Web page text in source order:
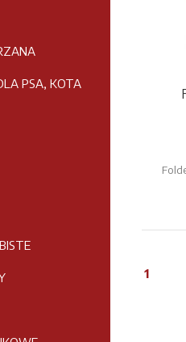
1
PSA, KOTA